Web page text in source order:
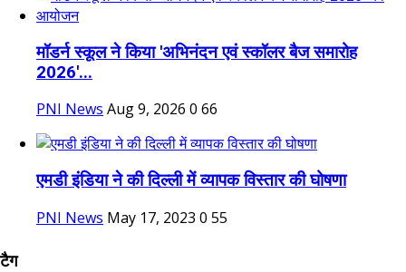
मॉडर्न स्कूल ने किया 'अभिनंदन एवं स्कॉलर बैज समारोह
2026'...
PNI News Aug 9, 2026 0 66
एमडी इंडिया ने की दिल्‍ली में व्‍यापक विस्‍तार की घोषणा
PNI News May 17, 2023 0 55
टैग